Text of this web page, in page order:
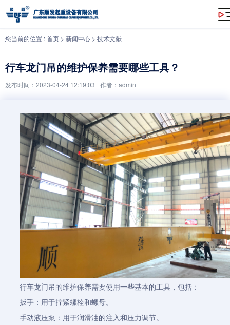
行车龙门吊的维护保养需要哪些工具？
您当前的位置 :首页 > 新闻中心 > 技术文献
行车龙门吊的维护保养需要哪些工具？
发布时间：2023-04-24 12:19:03 作者：admin
行车龙门吊的维护保养需要使用一些基本的工具，包括：
扳手：用于拧紧螺栓和螺母。
手动液压泵：用于润滑油的注入和压力调节。